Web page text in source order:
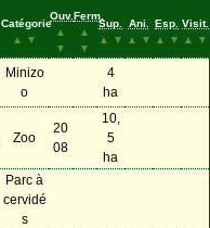
Catégorie
▲
▼
Ouv.
▲
▼
Ferm.
▲
▼
Sup.
▲
▼
Ani.
▲
▼
Esp.
▲
▼
Visit.
▲
▼
Minizo
o
4
ha
Zoo
20
08
10,
5
ha
Parc à
cervidé
s